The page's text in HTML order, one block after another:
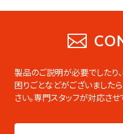
業務用総合カ
です。PDFのダウンロードや
ども可能です。
製品のご説明が必要でしたり
困りごとなどがございましたら
さい。専門スタッフが対応させ